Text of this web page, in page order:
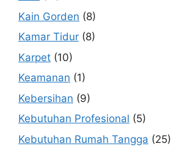
Kain Gorden (8)
Kamar Tidur (8)
Karpet (10)
Keamanan (1)
Kebersihan (9)
Kebutuhan Profesional (5)
Kebutuhan Rumah Tangga (25)